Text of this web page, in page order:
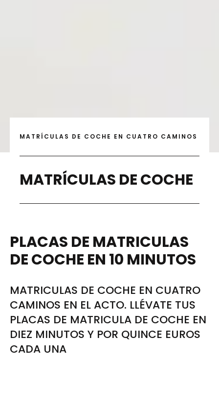
MATRÍCULAS DE COCHE EN CUATRO CAMINOS
MATRÍCULAS DE COCHE
PLACAS DE MATRICULAS
DE COCHE EN 10 MINUTOS
MATRICULAS DE COCHE EN CUATRO
CAMINOS EN EL ACTO. LLÉVATE TUS
PLACAS DE MATRICULA DE COCHE EN
DIEZ MINUTOS Y POR QUINCE EUROS
CADA UNA